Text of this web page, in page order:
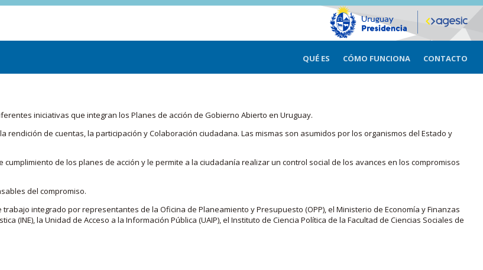
QUÉ ES CÓMO FUNCIONA CONTACTO
iniciativas que integran los Planes de acción de Gobierno Abierto en Uruguay.
de cuentas, la participación y Colaboración ciudadana. Las mismas son asumidos por los organismos del Estado y
de los planes de acción y le permite a la ciudadanía realizar un control social de los avances en los compromisos
del compromiso.
integrado por representantes de la Oficina de Planeamiento y Presupuesto (OPP), el Ministerio de Economía y Finanzas
(INE), la Unidad de Acceso a la Información Pública (UAIP), el Instituto de Ciencia Política de la Facultad de Ciencias Sociales de